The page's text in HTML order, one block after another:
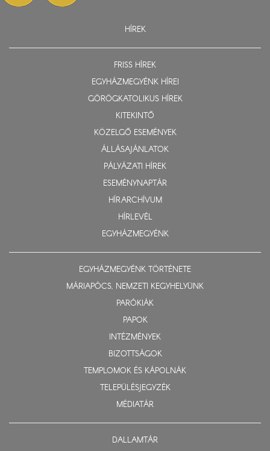
HÍREK
FRISS HÍREK
EGYHÁZMEGYÉNK HÍREI
GÖRÖGKATOLIKUS HÍREK
KITEKINTŐ
KÖZELGŐ ESEMÉNYEK
ÁLLÁSAJÁNLATOK
PÁLYÁZATI HÍREK
ESEMÉNYNAPTÁR
HÍRARCHÍVUM
HÍRLEVÉL
EGYHÁZMEGYÉNK
EGYHÁZMEGYÉNK TÖRTÉNETE
MÁRIAPÓCS, NEMZETI KEGYHELYÜNK
PARÓKIÁK
PAPOK
INTÉZMÉNYEK
BIZOTTSÁGOK
TEMPLOMOK ÉS KÁPOLNÁK
TELEPÜLÉSJEGYZÉK
MÉDIATÁR
DALLAMTÁR